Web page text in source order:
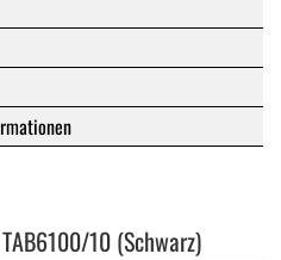
10 (Schwarz)